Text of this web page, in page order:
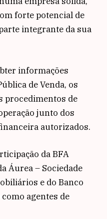
forte potencial de
integrante da sua
informações
de Venda, os
procedimentos de
junto dos
autorizados.
da BFA
Áurea – Sociedade
e do Banco
agentes de